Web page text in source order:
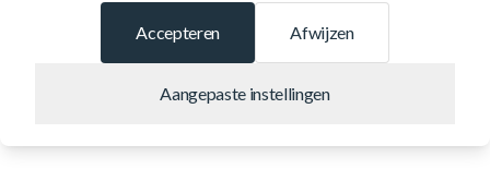
Afwijzen
Aangepaste instellingen
Accepteren